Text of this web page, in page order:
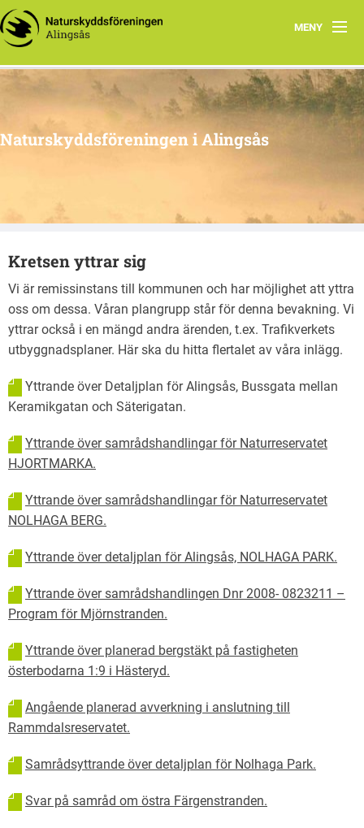
MENY
Aktuellt
Program 2026
Om oss
Naturskyddsföreningen i Alingsås
Kretsen yttrar sig
Vi är remissinstans till kommunen och har möjlighet att yttra
oss om dessa. Våran plangrupp står för denna bevakning. Vi
yttrar också i en mängd andra ärenden, t.ex. Trafikverkets
utbyggnadsplaner. Här ska du hitta flertalet av våra inlägg.
Yttrande över Detaljplan för Alingsås, Bussgata mellan
Keramikgatan och Säterigatan.
Yttrande över samrådshandlingar för Naturreservatet
HJORTMARKA.
Yttrande över samrådshandlingar för Naturreservatet
NOLHAGA BERG.
Yttrande över detaljplan för Alingsås, NOLHAGA PARK.
Yttrande över samrådshandlingen Dnr 2008- 0823211 –
Program för Mjörnstranden.
Yttrande över planerad bergstäkt på fastigheten
österbodarna 1:9 i Hästeryd.
Angående planerad avverkning i anslutning till
Rammdalsreservatet.
Samrådsyttrande över detaljplan för Nolhaga Park.
Svar på samråd om östra Färgenstranden.